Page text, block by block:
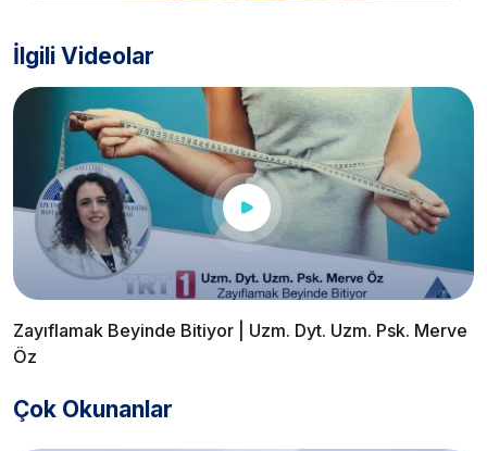
İlgili Videolar
Zayıflamak Beyinde Bitiyor | Uzm. Dyt. Uzm. Psk. Merve
Öz
Çok Okunanlar